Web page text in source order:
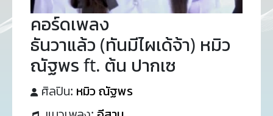
คอร์ดเพลง
ธันวาแล้ว (ทันมีไผเด้จ้า) หมิว
ณัฐพร ft. ต้น ปากเซ
ศิลปิน: หมิว ณัฐพร